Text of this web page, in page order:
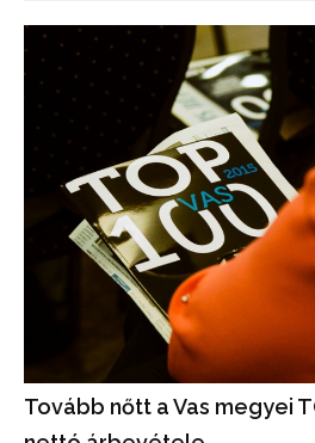
Tovább nőtt a Vas megyei